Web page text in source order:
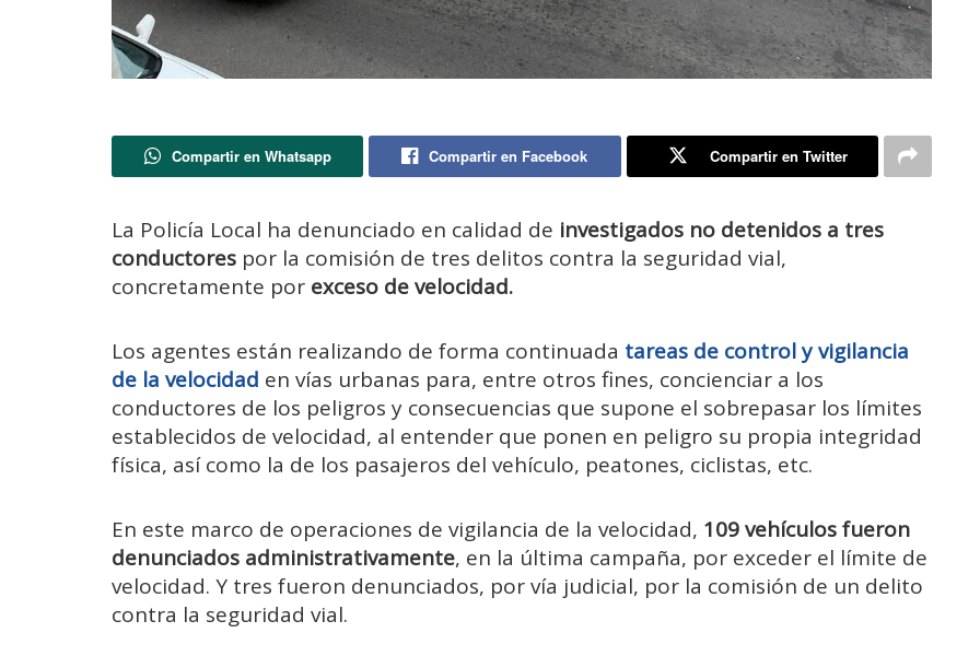
Compartir en Whatsapp Compartir en Facebook Compartir en Twitter
La Policía Local ha denunciado en calidad de investigados no detenidos a tres
conductores por la comisión de tres delitos contra la seguridad vial,
concretamente por exceso de velocidad.
Los agentes están realizando de forma continuada tareas de control y vigilancia
de la velocidad en vías urbanas para, entre otros fines, concienciar a los
conductores de los peligros y consecuencias que supone el sobrepasar los límites
establecidos de velocidad, al entender que ponen en peligro su propia integridad
física, así como la de los pasajeros del vehículo, peatones, ciclistas, etc.
En este marco de operaciones de vigilancia de la velocidad, 109 vehículos fueron
denunciados administrativamente, en la última campaña, por exceder el límite de
velocidad. Y tres fueron denunciados, por vía judicial, por la comisión de un delito
contra la seguridad vial.